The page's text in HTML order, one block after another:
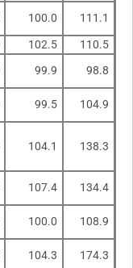
100.0 111.1
102.5
110.5
99.9 98.8
99.5 104.9
104.1 138.3
107.4 134.4
100.0 108.9
104.3 174.3